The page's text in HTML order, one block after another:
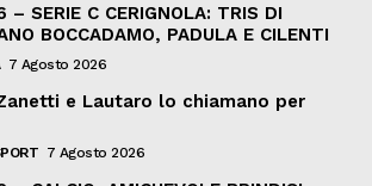
SERIE C CERIGNOLA: TRIS DI
BOCCADAMO, PADULA E CILENTI
7 Agosto 2026
e Lautaro lo chiamano per
7 Agosto 2026